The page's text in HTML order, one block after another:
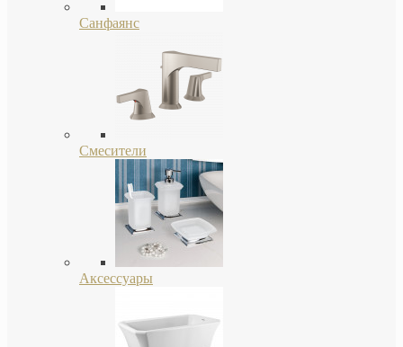
Санфаянс
Смесители
Аксессуары